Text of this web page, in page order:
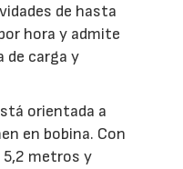
de hasta
hora y admite
de carga y
orientada a
en bobina. Con
5,2 metros y